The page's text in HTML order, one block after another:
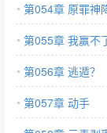
第054章 原罪神
第055章 我赢不
第056章 逃遁？
第057章 动手